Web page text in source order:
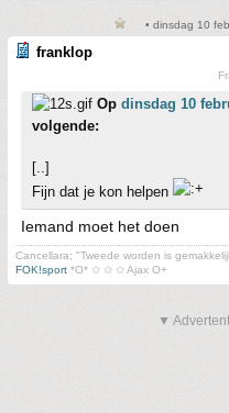
• dinsdag 10
franklop
Op dinsdag 10
volgende:
[..]
Fijn dat je kon helpen
Iemand moet het doen
Cancellara; "Tweede worden is
FOK!sport *O* ✩ ✩ ✩ Ajax O+
▼